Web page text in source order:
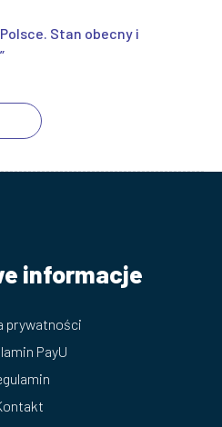
Stan obecny i
informacje
prywatności
PayU